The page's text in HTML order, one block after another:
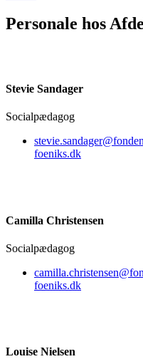
Personale hos
Stevie Sandager
Socialpædagog
foeniks.dk
Camilla Christensen
Socialpædagog
foeniks.dk
Louise Nielsen